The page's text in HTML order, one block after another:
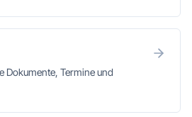
Dokumente, Termine und